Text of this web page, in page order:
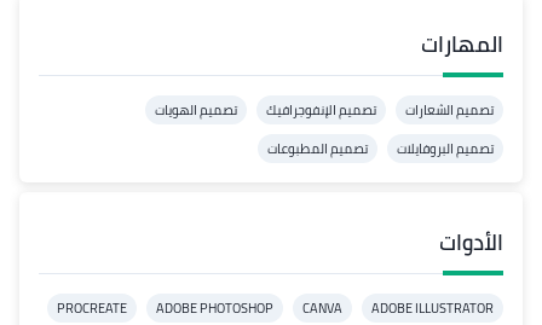
المهارات
تصميم الشعارات تصميم الإنفوجرافيك
تصميم الهويات
تصميم البروفايلات
تصميم المطبوعات
الأدوات
ADOBE ILLUSTRATOR
CANVA
ADOBE PHOTOSHOP
PROCREATE